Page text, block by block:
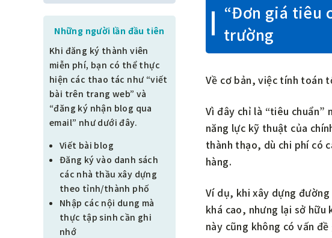
“Đơn giá tiêu
trường
Về cơ bản, việc tính toán
Vì đây chỉ là “tiêu chuẩn”
năng lực kỹ thuật của
thành thạo, dù chi phí có
hàng.
Ví dụ, khi xây dựng
khá cao, nhưng lại sở
này cũng không có vấn
Các vấn đề tại hiện
Các mục khác
Vị thần thi công
Những người lần đầu tiên
Khi đăng ký thành viên
miễn phí, bạn có thể thực
hiện các thao tác như “viết
bài trên trang web” và
“đăng ký nhận blog qua
email” như dưới đây.
Viết bài blog
Đăng ký vào danh sách
các nhà thầu xây dựng
theo tỉnh/thành phố
Nhập các nội dung mà
thực tập sinh cần ghi
nhớ